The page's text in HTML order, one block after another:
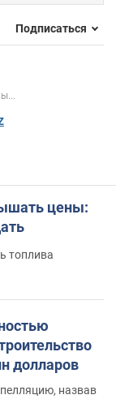
Подписаться
цены:
топлива
долларов
назвав